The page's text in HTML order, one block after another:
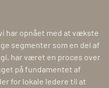
har opnået med at vækste
segmenter som en del af
har været en proces over
på fundamentet af
for lokale ledere til at